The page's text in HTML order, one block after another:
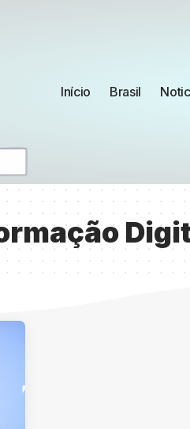
Início Brasil